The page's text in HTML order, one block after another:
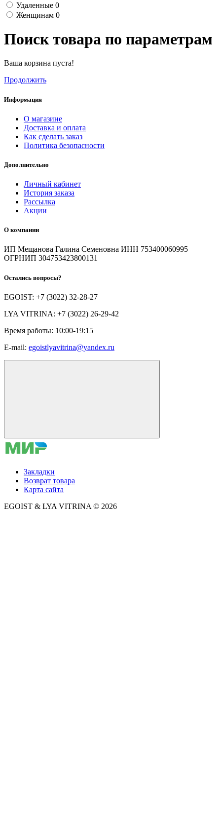
Удаленные 0
Женщинам 0
Поиск товара по параметрам
Ваша корзина пуста!
Продолжить
Информация
О магазине
Доставка и оплата
Как сделать заказ
Политика безопасности
Дополнительно
Личный кабинет
История заказа
Рассылка
Акции
О компании
ИП Мещанова Галина Семеновна ИНН 753400060995
ОГРНИП 304753423800131
Остались вопросы?
EGOIST: +7 (3022) 32-28-27
LYA VITRINA: +7 (3022) 26-29-42
Время работы: 10:00-19:15
E-mail: egoistlyavitrina@yandex.ru
Закладки
Возврат товара
Карта сайта
EGOIST & LYA VITRINA © 2026